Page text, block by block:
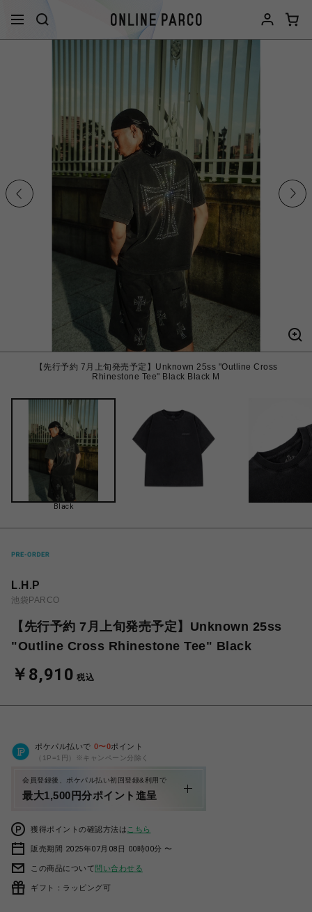
【先行予約 7月上旬発売予定】Unknown 25ss "Outline Cross
Rhinestone Tee" Black Black M
Black
L.H.P
池袋PARCO
【先行予約 7月上旬発売予定】Unknown 25ss
"Outline Cross Rhinestone Tee" Black
￥8,910 税込
ポケパル払いで 0〜0ポイント
（1P=1円）※キャンペーン分除く
会員登録後、ポケパル払い初回登録&利用で
最大1,500円分ポイント進呈
獲得ポイントの確認方法は こちら
販売期間 2025年07月08日 00時00分 〜
この商品について問い合わせる
ギフト：ラッピング可